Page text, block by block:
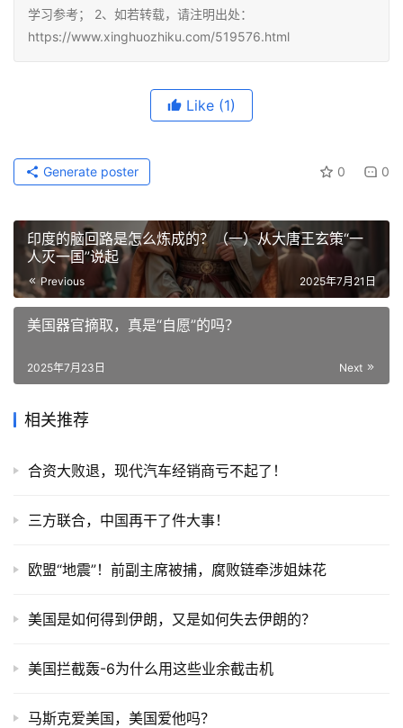
学习参考； 2、如若转载，请注明出处：
https://www.xinghuozhiku.com/519576.html
Like (1)
0 0
Generate poster
印度的脑回路是怎么炼成的？（一）从大唐王玄策“一
人灭一国”说起
Previous 2025年7月21日
美国器官摘取，真是“自愿”的吗？
Next
2025年7月23日
相关推荐
合资大败退，现代汽车经销商亏不起了！
三方联合，中国再干了件大事！
欧盟“地震”！前副主席被捕，腐败链牵涉姐妹花
美国是如何得到伊朗，又是如何失去伊朗的？
美国拦截轰-6为什么用这些业余截击机
马斯克爱美国，美国爱他吗？